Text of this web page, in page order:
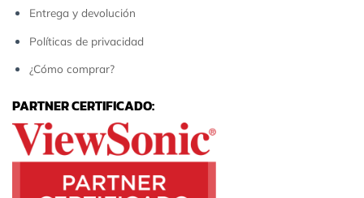
Entrega y devolución
Políticas de privacidad
¿Cómo comprar?
PARTNER CERTIFICADO: